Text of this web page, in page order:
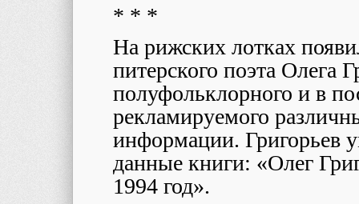
* * *
На рижских лотках
питерского поэта Олега
полуфольклорного и в
рекламируемого
информации. Григорьев
данные книги: «Олег
1994 год».